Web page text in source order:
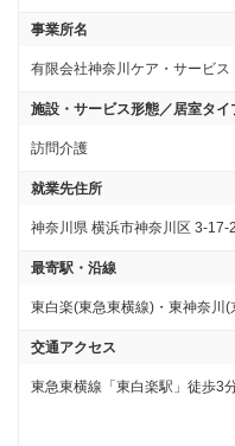
事業所名
有限会社神奈川ケア・サービス
施設・サービス形態／居室タイ
訪問介護
就業先住所
神奈川県 横浜市神奈川区 3-17-
最寄駅・沿線
東白楽(東急東横線)・東神奈川
交通アクセス
東急東横線「東白楽駅」徒歩3